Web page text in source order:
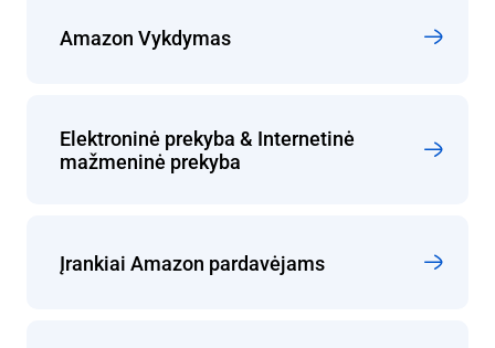
Amazon Vykdymas
Elektroninė prekyba & Internetinė
mažmeninė prekyba
Įrankiai Amazon pardavėjams